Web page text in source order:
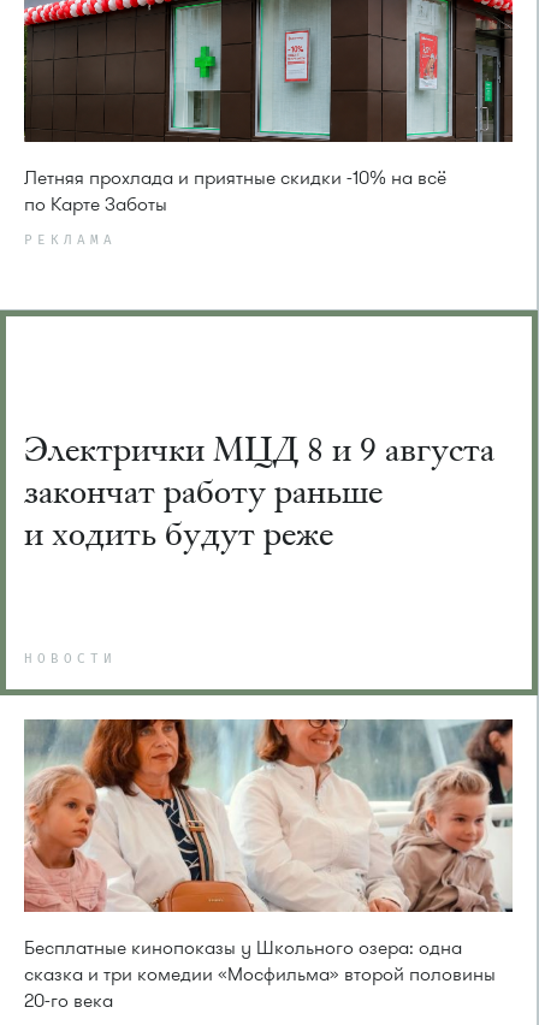
Летняя прохлада и приятные скидки -10% на всё
по Карте Заботы
РЕКЛАМА
Электрички МЦД 8 и 9 августа
закончат работу раньше
и ходить будут реже
НОВОСТИ
Бесплатные кинопоказы у Школьного озера: одна
сказка и три комедии «Мосфильма» второй половины
20-го века